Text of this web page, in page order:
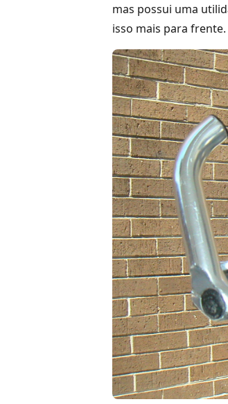
mas possui uma
isso mais para frente.